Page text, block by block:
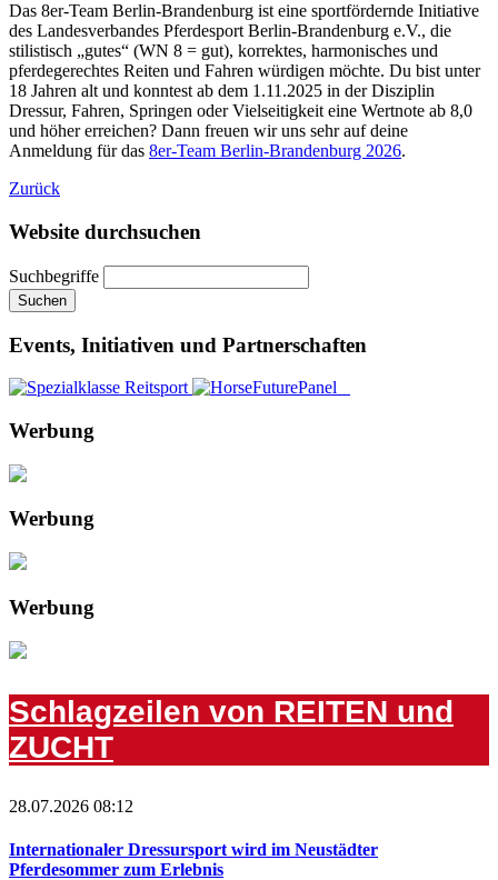
Das 8er-Team Berlin-Brandenburg ist eine sportfördernde Initiative
des Landesverbandes Pferdesport Berlin-Brandenburg e.V., die
stilistisch „gutes“ (WN 8 = gut), korrektes, harmonisches und
pferdegerechtes Reiten und Fahren würdigen möchte. Du bist unter
18 Jahren alt und konntest ab dem 1.11.2025 in der Disziplin
Dressur, Fahren, Springen oder Vielseitigkeit eine Wertnote ab 8,0
und höher erreichen? Dann freuen wir uns sehr auf deine
Anmeldung für das 8er-Team Berlin-Brandenburg 2026.
Zurück
Website durchsuchen
Suchbegriffe
Suchen
Events, Initiativen und Partnerschaften
Werbung
Werbung
Werbung
Schlagzeilen von REITEN und
ZUCHT
28.07.2026 08:12
Internationaler Dressursport wird im Neustädter
Pferdesommer zum Erlebnis